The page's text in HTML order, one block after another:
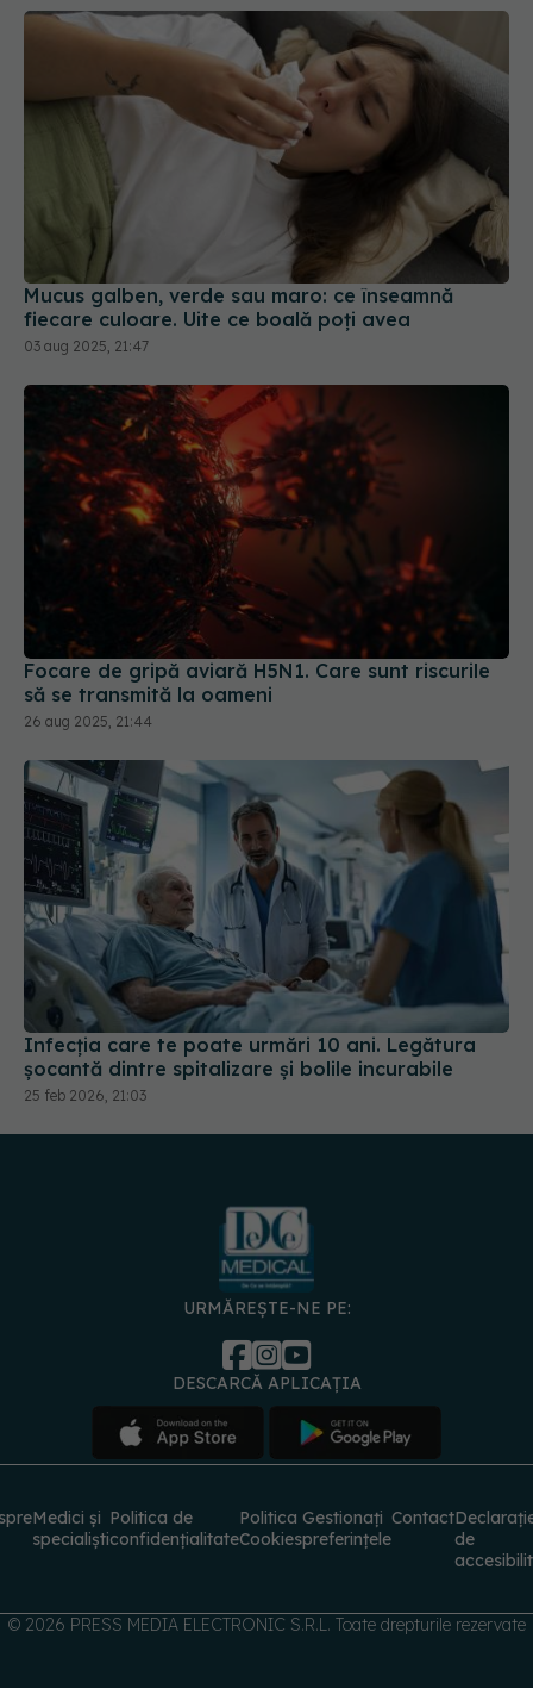
Mucus galben, verde sau maro: ce înseamnă
fiecare culoare. Uite ce boală poți avea
03 aug 2025, 21:47
Focare de gripă aviară H5N1. Care sunt riscurile
să se transmită la oameni
26 aug 2025, 21:44
Infecția care te poate urmări 10 ani. Legătura
șocantă dintre spitalizare și bolile incurabile
25 feb 2026, 21:03
URMĂREȘTE-NE PE:
DESCARCĂ APLICAȚIA
Medici și
specialiști
Politica de
confidențialitate
Politica
Cookies
Gestionați
preferințele
Contact
de
© 2026 PRESS MEDIA ELECTRONIC S.R.L. Toate drepturile rezervate